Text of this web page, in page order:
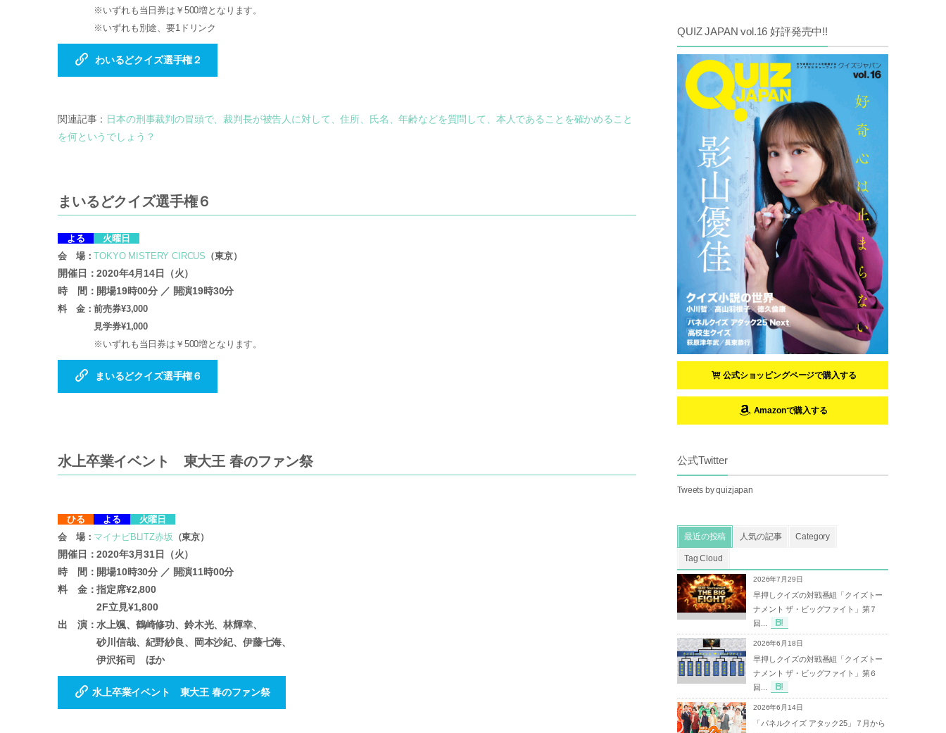
※いずれも当日券は￥500増となります。
※いずれも別途、要1ドリンク
わいるどクイズ選手権２
関連記事： 日本の刑事裁判の冒頭で、裁判長が被告人に対して、住所、氏名、年齢などを質問して、本人であることを確かめること
を何というでしょう？
まいるどクイズ選手権６
よる
火曜日
会 場：TOKYO MISTERY CIRCUS （東京）
開催日：2020年4月14日（火）
時 間：開場19時00分 ／ 開演19時30分
料 金：前売券¥3,000
見学券¥1,000
※いずれも当日券は￥500増となります。
まいるどクイズ選手権６
水上卒業イベント 東大王 春のファン祭
ひる よる
火曜日
会 場： マイナビBLITZ赤坂 （東京）
開催日：2020年3月31日（火）
時 間：開場10時30分 ／ 開演11時00分
料 金：指定席¥2,800
2F立見¥1,800
出 演：水上颯、鶴崎修功、鈴木光、林輝幸、
砂川信哉、紀野紗良、岡本沙紀、伊藤七海、
伊沢拓司 ほか
水上卒業イベント 東大王 春のファン祭
QUIZ JAPAN vol.16 好評発売中!!
公式ショッピングページで購入する
Amazonで購入する
公式Twitter
Tweets by quizjapan
最近の投稿 人気の記事 Category
Tag Cloud
2026年7月29日
早押しクイズの対戦番組「クイズトー
ナメント ザ・ビッグファイト」第７
回...
2026年6月18日
早押しクイズの対戦番組「クイズトー
ナメント ザ・ビッグファイト」第６
回...
2026年6月14日
「パネルクイズ アタック25」７月から